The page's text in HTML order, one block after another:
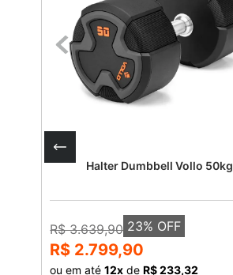
Halter Dumbbell Vollo 50kg
R$ 3.639,90 23% OFF
R$ 2.799,90
ou em até12x deR$ 233,32